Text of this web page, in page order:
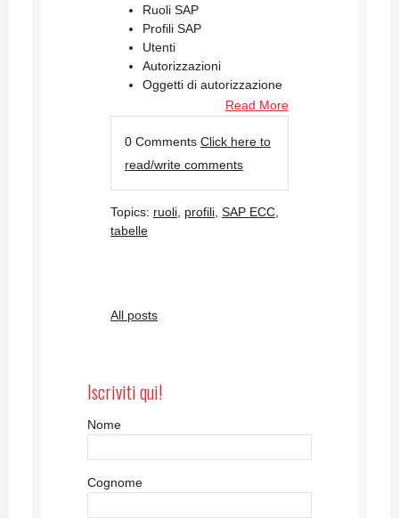
Ruoli SAP
Profili SAP
Utenti
Autorizzazioni
Oggetti di autorizzazione
Read More
0 Comments Click here to
read/write comments
Topics: ruoli, profili, SAP ECC,
tabelle
All posts
Iscriviti qui!
Nome
Cognome